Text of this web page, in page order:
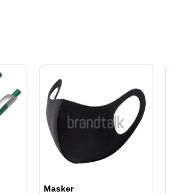
Masker